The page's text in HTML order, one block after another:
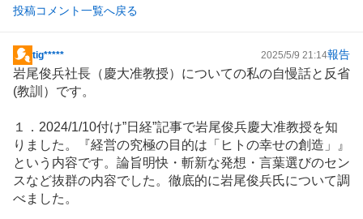
投稿コメント一覧へ戻る
掲
示
板
事
tig***** 2025/5/9 21:14報告
岩尾俊兵社長（慶大准教授）についての私の自慢話と反省
(教訓）です。
１．2024/1/10付け”日経”記事で岩尾俊兵慶大准教授を知
りました。『経営の究極の目的は「ヒトの幸せの創造」』
という内容です。論旨明快・斬新な発想・言葉選びのセン
スなど抜群の内容でした。徹底的に岩尾俊兵氏について調
べました。